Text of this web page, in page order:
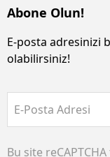
Abone Olun!
E-posta adresinizi
olabilirsiniz!
E-Posta Adresi
Bu site